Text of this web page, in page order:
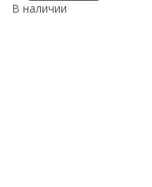
В наличии